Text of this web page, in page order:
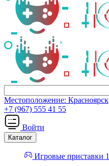
Местоположение: Красноярск
+7 (967) 555 41 55
Войти
Каталог
Игровые приставки 1